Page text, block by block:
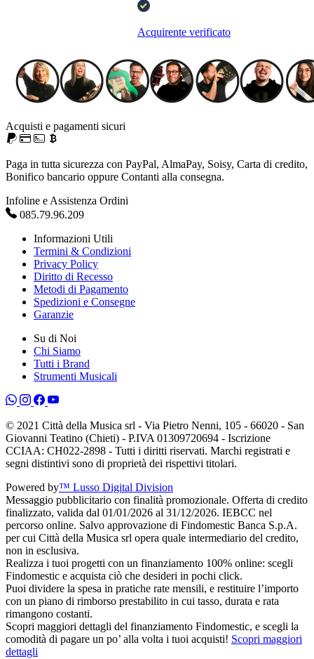
Acquirente verificato
Acquisti e pagamenti sicuri
Paga in tutta sicurezza con PayPal, AlmaPay, Soisy, Carta di credito,
Bonifico bancario oppure Contanti alla consegna.
Infoline e Assistenza Ordini
085.79.96.209
Informazioni Utili
Termini & Condizioni
Privacy Policy
Diritto di Recesso
Metodi di Pagamento
Spedizioni e Consegne
Garanzie
Su di Noi
Chi Siamo
Tutti i Brand
Strumenti Musicali
© 2021 Città della Musica srl - Via Pietro Nenni, 105 - 66020 - San
Giovanni Teatino (Chieti) - P.IVA 01309720694 - Iscrizione
CCIAA: CH022-2898 - Tutti i diritti riservati. Marchi registrati e
segni distintivi sono di proprietà dei rispettivi titolari.
Powered by™ Lusso Digital Division
Messaggio pubblicitario con finalità promozionale. Offerta di credito
finalizzato, valida dal 01/01/2026 al 31/12/2026. IEBCC nel
percorso online. Salvo approvazione di Findomestic Banca S.p.A.
per cui Città della Musica srl opera quale intermediario del credito,
non in esclusiva.
Realizza i tuoi progetti con un finanziamento 100% online: scegli
Findomestic e acquista ciò che desideri in pochi click.
Puoi dividere la spesa in pratiche rate mensili, e restituire l’importo
con un piano di rimborso prestabilito in cui tasso, durata e rata
rimangono costanti.
Scopri maggiori dettagli del finanziamento Findomestic, e scegli la
comodità di pagare un po’ alla volta i tuoi acquisti! Scopri maggiori
dettagli